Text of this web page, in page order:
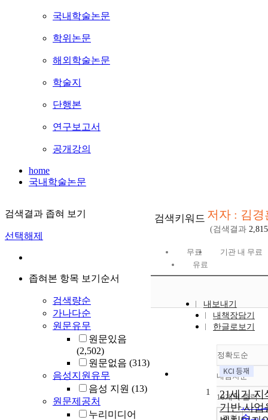
국내학술논문
학위논문
해외학술논문
학술지
단행본
연구보고서
공개강의
home
국내학술논문
검색결과 좁혀 보기
선택해제
좁혀본 항목 보기순서
검색량순
가나다순
원문유무
원문있음
(2,502)
원문없음 (313)
음성지원유무
음성 지원 (13)
원문제공처
누리미디어
검색키워드 저자 : 김경
(검색결과 2,815
무료
기관 내 무료
유료
내보내기
내책장담기
한글로보기
정확도순
정확
순
인기
내림차순
내림
10개씩 출력
조회
1
21세기 지
기반 사업